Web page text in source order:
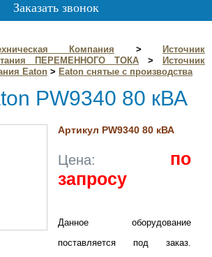
Заказать звонок
Компания >
Источник
ПЕРЕМЕННОГО ТОКА >
Источник
Eaton > Eaton снятые с производства
PW9340 80 кВА
Артикул PW9340 80 кВА
Цена: по
запросу
Данное оборудование
поставляется под заказ.